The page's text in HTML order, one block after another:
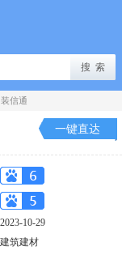
装信通
一键直达
10-29
建筑建材